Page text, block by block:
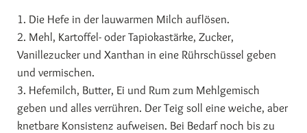
1. Die Hefe in der lauwarmen Milch auflösen.
2. Mehl, Kartoffel- oder Tapiokastärke, Zucker,
Vanillezucker und Xanthan in eine Rührschüssel geben
und vermischen.
3. Hefemilch, Butter, Ei und Rum zum Mehlgemisch
geben und alles verrühren. Der Teig soll eine weiche, aber
knetbare Konsistenz aufweisen. Bei Bedarf noch bis zu